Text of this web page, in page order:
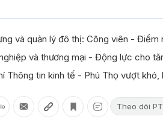
và quản lý đô thị: Công viên - Điểm
và thương mại - Động lực cho
Thông tin kinh tế - Phú Thọ vượt
Theo dõi